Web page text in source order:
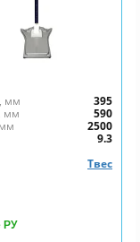
мм
395
мм
590
2500
9.3
Твес
РУ